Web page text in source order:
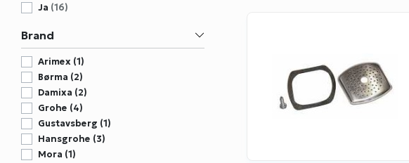
Ja (16)
Brand
Arimex (1)
Børma (2)
Damixa (2)
Grohe (4)
Gustavsberg (1)
Hansgrohe (3)
Mora (1)